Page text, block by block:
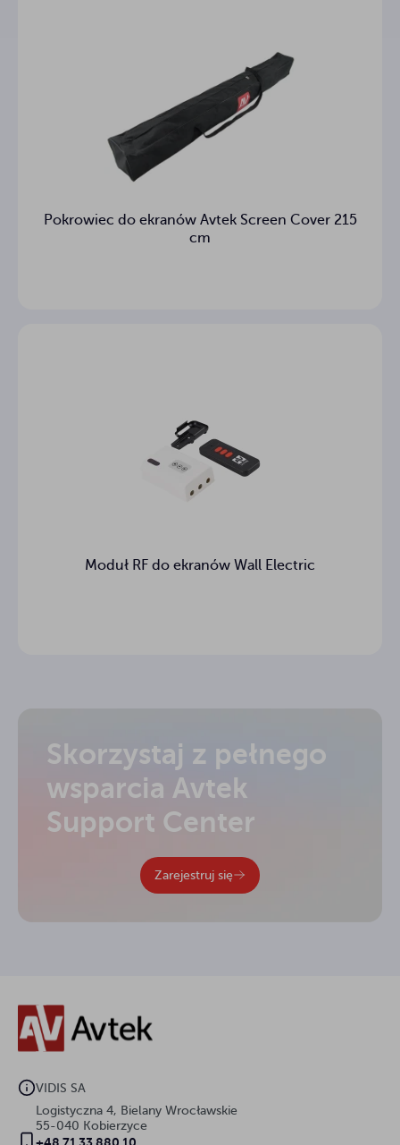
Pokrowiec do ekranów Avtek Screen Cover 215
cm
Moduł RF do ekranów Wall Electric
Skorzystaj z pełnego
wsparcia Avtek
Support Center
Zarejestruj się
VIDIS SA
Logistyczna 4, Bielany Wrocławskie
55-040 Kobierzyce